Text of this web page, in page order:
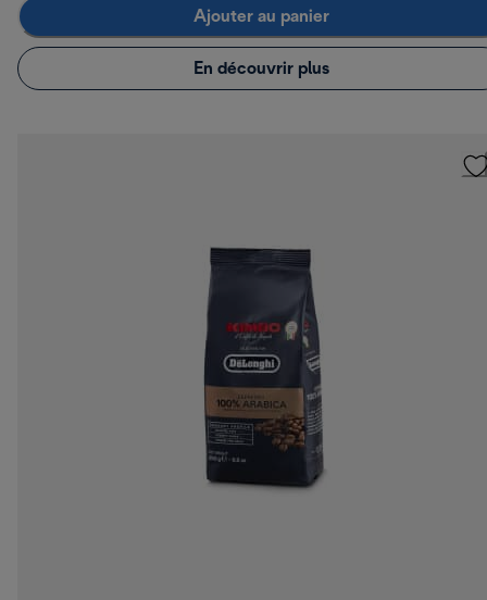
Ajouter au panier
En découvrir plus